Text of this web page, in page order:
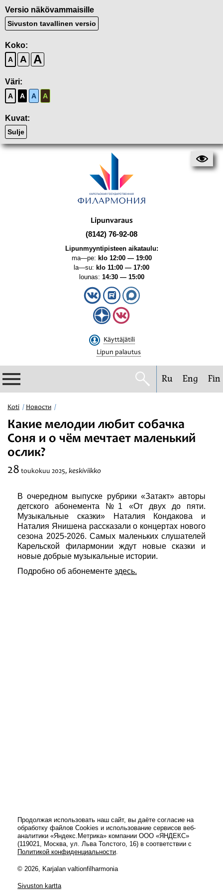
Versio näkövammaisille
Sivuston tavallinen versio
Koko:
A A A
Väri:
A A A A
Kuvat:
Sulje
Lipunvaraus
(8142) 76-92-08
Lipunmyyntipisteen aikataulu:
ma—pe: klo 12:00 — 19:00
la—su: klo 11:00 — 17:00
lounas: 14:30 — 15:00
Käyttäjätili
Lipun palautus
Filharmonia
Konserttikalenteri
Festivaalit
Ru Eng Fin
Koti Новости
Какие мелодии любит собачка
Соня и о чём мечтает маленький
ослик?
28 toukokuu 2025, keskiviikko
В очередном выпуске рубрики «Затакт» авторы
детского абонемента №1 «От двух до пяти.
Музыкальные сказки» Наталия Кондакова и
Наталия Янишена рассказали о концертах нового
сезона 2025-2026. Самых маленьких слушателей
Карельской филармонии ждут новые сказки и
новые добрые музыкальные истории.
Подробно об абонементе здесь.
Продолжая использовать наш сайт, вы даёте согласие на
обработку файлов Cookies и использование сервисов веб-
аналитики «Яндекс.Метрика» компании ООО «ЯНДЕКС»
(119021, Москва, ул. Льва Толстого, 16) в соответствии с
Политикой конфиденциальности.
© 2026, Karjalan valtionfilharmonia
Sivuston kartta